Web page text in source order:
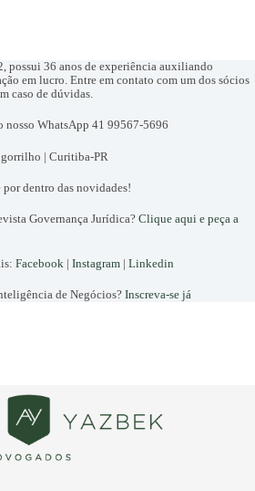
possui 36 anos de experiência auxiliando
em lucro. Entre em contato com um dos sócios
caso de dúvidas.
nosso WhatsApp 41 99567-5696
| Curitiba-PR
dentro das novidades!
Governança Jurídica? Clique aqui e peça a
Facebook Instagram Linkedin
de Negócios? Inscreva-se já